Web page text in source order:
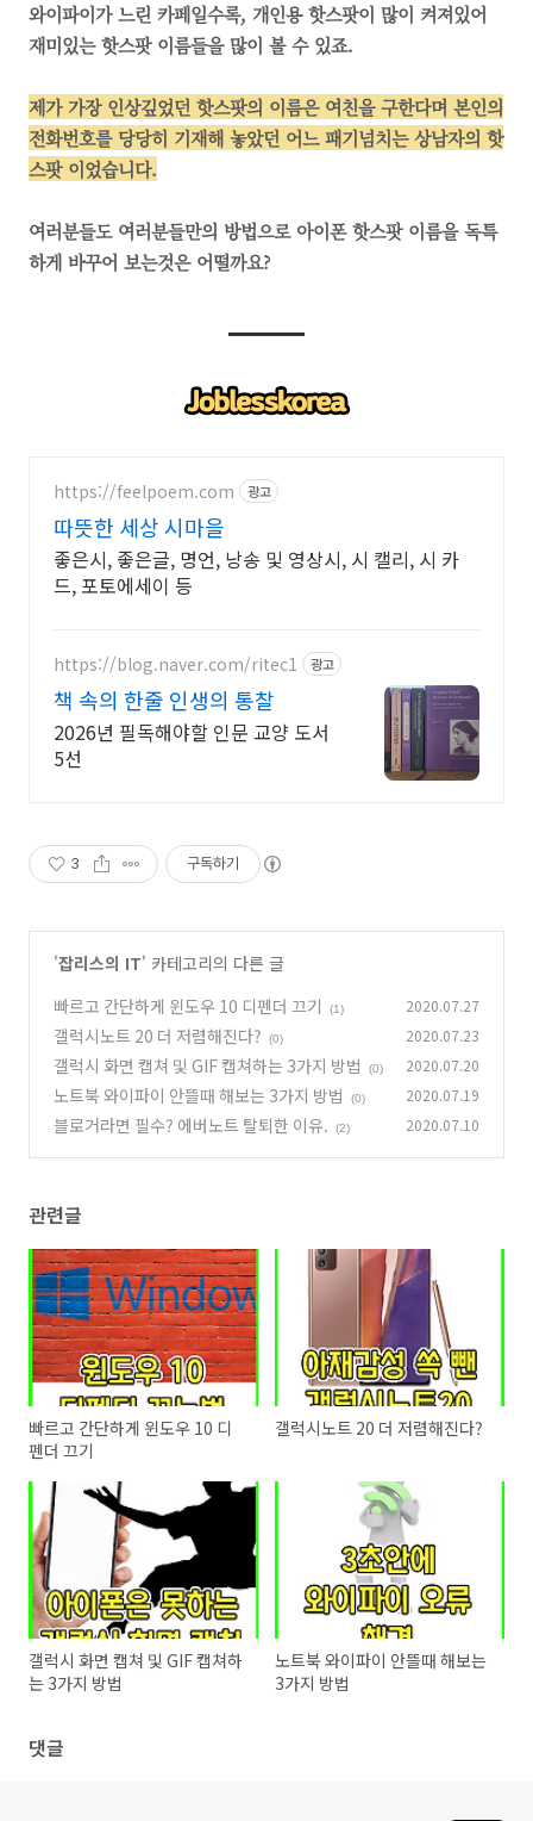
와이파이가 느린 카페일수록, 개인용 핫스팟이 많이 켜져있어
재미있는 핫스팟 이름들을 많이 볼 수 있죠.
제가 가장 인상깊었던 핫스팟의 이름은 여친을 구한다며 본인의
전화번호를 당당히 기재해 놓았던 어느 패기넘치는 상남자의 핫
스팟 이었습니다.
여러분들도 여러분들만의 방법으로 아이폰 핫스팟 이름을 독특
하게 바꾸어 보는것은 어떨까요?
https://feelpoem.com 광고
따뜻한 세상 시마을
좋은시, 좋은글, 명언, 낭송 및 영상시, 시 캘리, 시 카
드, 포토에세이 등
https://blog.naver.com/ritec1 광고
책 속의 한줄 인생의 통찰
2026년 필독해야할 인문 교양 도서
5선
3 구독하기
'잡리스의 IT' 카테고리의 다른 글
빠르고 간단하게 윈도우 10 디펜더 끄기
(1) 2020.07.27
갤럭시노트 20 더 저렴해진다? (0) 2020.07.23
갤럭시 화면 캡쳐 및 GIF 캡쳐하는 3가지 방법 (0) 2020.07.20
노트북 와이파이 안뜰때 해보는 3가지 방법 (0) 2020.07.19
블로거라면 필수? 에버노트 탈퇴한 이유. (2) 2020.07.10
관련글
빠르고 간단하게 윈도우 10 디
펜더 끄기
갤럭시노트 20 더 저렴해진다?
갤럭시 화면 캡쳐 및 GIF 캡쳐하
는 3가지 방법
노트북 와이파이 안뜰때 해보는
3가지 방법
댓글